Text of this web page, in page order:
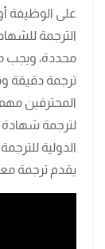
على الوظيفة
الترجمة
محددة، ويجب
ترجمة دقيقة
المحترفين
لترجمة شهادة
الدولية
يقدم ترجمة